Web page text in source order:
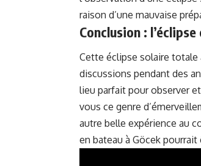
raison d’une mauvaise
Conclusion :
Cette éclipse solaire totale
discussions pendant des
lieu parfait pour observer
vous ce genre
autre belle expérience au
en bateau à Göcek pourrait